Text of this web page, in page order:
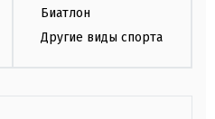
Биатлон
Другие виды спорта